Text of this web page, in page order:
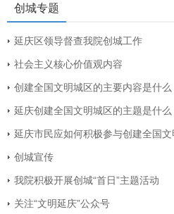
创城专题
延庆区领导督查我院创城工作
社会主义核心价值观内容
创建全国文明城区的主要内容是什么
延庆创建全国文明城区的主题是什么
延庆市民应如何积极参与创建全国文
创城宣传
我院积极开展创城“首日”主题活动
关注“文明延庆”公众号